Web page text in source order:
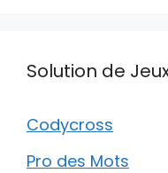
Solution de
Codycross
Pro des Mots